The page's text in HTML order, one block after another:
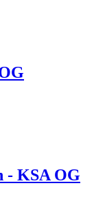
- KSA OG